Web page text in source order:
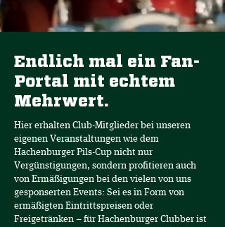
Endlich mal ein Fan-
Portal mit echtem
Mehrwert.
Hier erhalten Club-Mitglieder bei unseren
eigenen Veranstaltungen wie dem
Hachenburger Pils-Cup nicht nur
Vergünstigungen, sondern profitieren auch
von Ermäßigungen bei den vielen von uns
gesponserten Events: Sei es in Form von
ermäßigten Eintrittspreisen oder
Freigetränken – für Hachenburger Clubber ist